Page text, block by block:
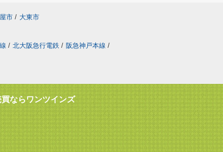
市 / 大東市
/ 北大阪急行電鉄 / 阪急神戸本線 /
ならワンツインズ